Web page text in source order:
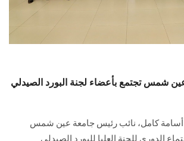
شمس تجتمع بأعضاء لجنة البورد الصيدلي
أسامة كامل، نائب رئيس جامعة عين شمس
الدوري للجنة العليا للبورد الصيدلي